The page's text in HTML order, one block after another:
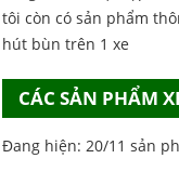
tôi còn có sản phẩm
hút bùn trên 1 xe
CÁC SẢN PHẨM
Đang hiện: 20/11 sản